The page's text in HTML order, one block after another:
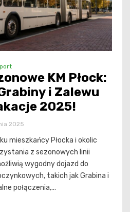
KM Płock:
i Zalewu
2025!
2025
mieszkańcy Płocka i okolic
z sezonowych linii
wygodny dojazd do
takich jak Grabina i
połączenia,...